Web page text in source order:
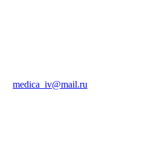
medica_iv@mail.ru